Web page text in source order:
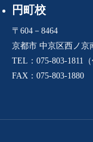
円町校
〒604－8464
京都市 中京区西ノ京
TEL：075-803-1811（
FAX：075-803-1880